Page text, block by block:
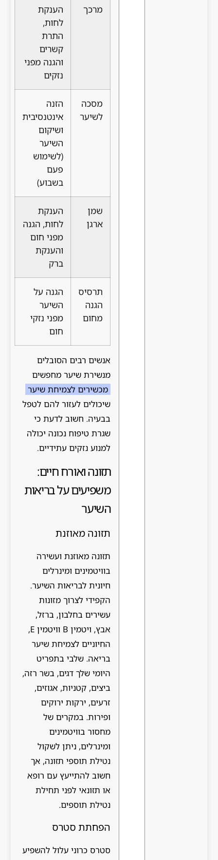
מרכך
הענקת
לחות,
התרת
קשרים
והגנה מפני
נזקים
מסכה
לשיער
הזנה
אינטנסיבית
ושיקום
השיער
(לשימוש
פעם
בשבוע)
שמן
ארגן
הענקת
לחות, הגנה
מפני חום
והענקת
ברק
תרסיס
הגנה
מחום
הגנה על
השיער
מפני נזקי
חום
אנשים רבים הסובלים
מנשירת שיער מחפשים
מכשירים לצמיחת שיער
שיכולים לעזור להם לטפל
בבעיה. חשוב לדעת כי
שגרת טיפוח נכונה יכולה
למנוע נזקים עתידיים.
תזונה ואורח חיים:
משפיעים על בריאות
השיער
תזונה מאוזנת
תזונה מאוזנת ועשירה
בוויטמינים ומינרלים
חיונית לבריאות השיער.
הקפידי לצרוך מזונות
עשירים בחלבון, ברזל,
אבץ, ויטמין B וויטמין E,
החיוניים לצמיחת שיער
בריאה. שלבי בתפריט
היומי שלך דגים, בשר רזה,
ביצים, קטניות, אגוזים,
זרעים, ירקות ירוקים
ופירות. במקרים של
מחסור בוויטמינים
ומינרלים, ניתן לשקול
נטילת תוספי תזונה, אך
חשוב להתייעץ עם רופא
או תזונאי לפני תחילת
נטילת תוספים.
הפחתת סטרס
סטרס כרוני עלול להשפיע